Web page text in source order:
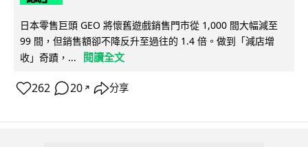
日本零售巨頭 GEO 將懷舊遊戲銷售門市從 1,000 間大幅減至
99 間，但銷售額卻不降反升至過往的 1.4 倍。做到「減店增
收」奇蹟，...
閱讀全文
262 20 ↗ 分享